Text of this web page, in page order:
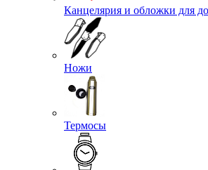
Канцелярия и обложки для
Ножи
Термосы